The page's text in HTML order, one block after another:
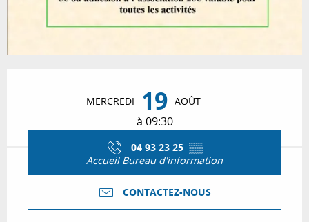
MERCREDI 19 AOÛT
à 09:30
04 93 23 25 ▒▒
Accueil Bureau d'information
CONTACTEZ-NOUS